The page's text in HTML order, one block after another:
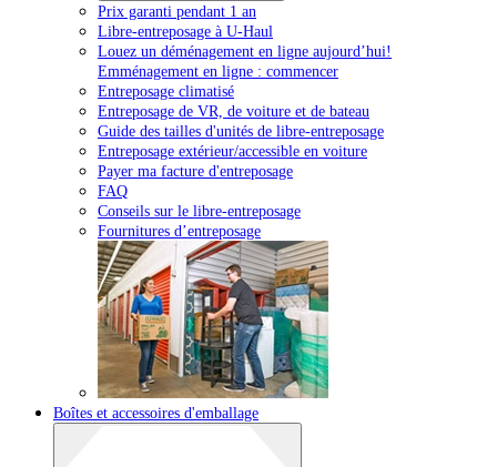
Prix garanti pendant 1 an
Libre-entreposage à U-Haul
Louez un déménagement en ligne aujourd’hui!
Emménagement en ligne : commencer
Entreposage climatisé
Entreposage de VR, de voiture et de bateau
Guide des tailles d'unités de libre-entreposage
Entreposage extérieur/accessible en voiture
Payer ma facture d'entreposage
FAQ
Conseils sur le libre-entreposage
Fournitures d’entreposage
Boîtes et accessoires d'emballage